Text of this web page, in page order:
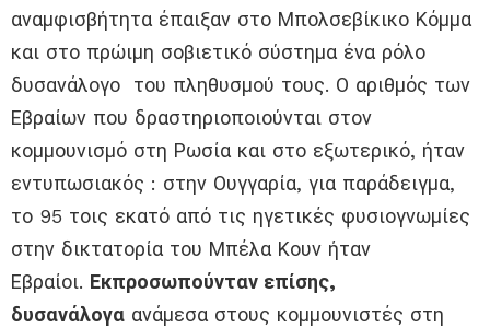
αναμφισβήτητα έπαιξαν στο Μπολσεβίκικο Κόμμα
και στο πρώιμη σοβιετικό σύστημα ένα ρόλο
δυσανάλογο του πληθυσμού τους. Ο αριθμός των
Εβραίων που δραστηριοποιούνται στον
κομμουνισμό στη Ρωσία και στο εξωτερικό, ήταν
εντυπωσιακός : στην Ουγγαρία, για παράδειγμα,
το 95 τοις εκατό από τις ηγετικές φυσιογνωμίες
στην δικτατορία του Μπέλα Κουν ήταν
Εβραίοι. Εκπροσωπούνταν επίσης,
δυσανάλογα ανάμεσα στους κομμουνιστές στη